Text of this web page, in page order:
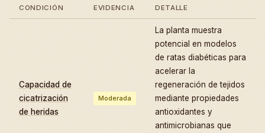
CONDICIÓN EVIDENCIA DETALLE
Capacidad de
cicatrización
de heridas
Moderada
La planta muestra
potencial en modelos
de ratas diabéticas para
acelerar la
regeneración de tejidos
mediante propiedades
antioxidantes y
antimicrobianas que